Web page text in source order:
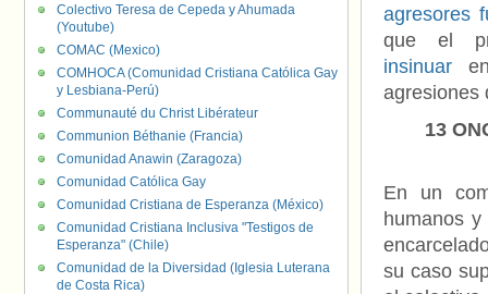
agresores
que el
insinuar
agresiones
13
En un
humanos
su caso
Colectivo Teresa de Cepeda y Ahumada
(Youtube)
COMAC (Mexico)
COMHOCA (Comunidad Cristiana Católica Gay
y Lesbiana-Perú)
Communauté du Christ Libérateur
Communion Béthanie (Francia)
Comunidad Anawin (Zaragoza)
Comunidad Católica Gay
Comunidad Cristiana de Esperanza (México)
Comunidad Cristiana Inclusiva "Testigos de
Esperanza" (Chile)
Comunidad de la Diversidad (Iglesia Luterana
de Costa Rica)